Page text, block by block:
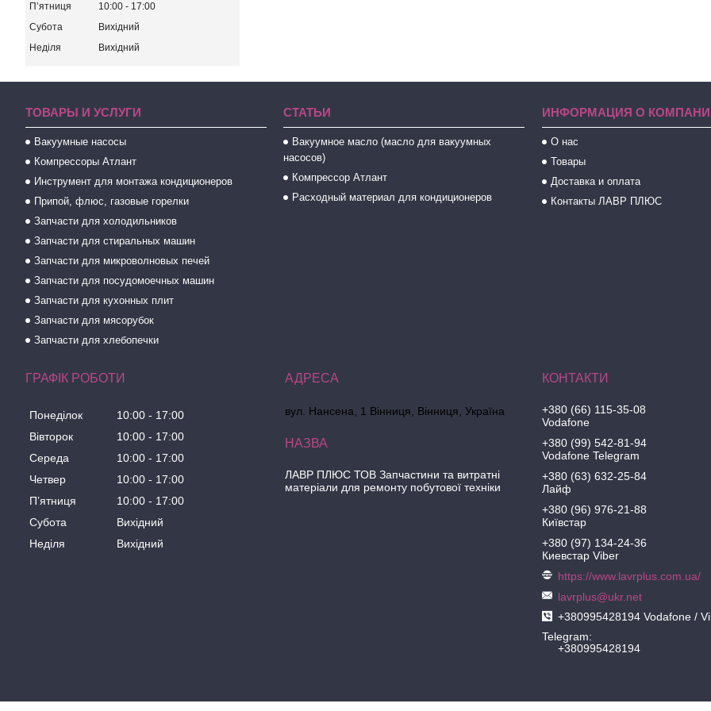
Пʼятниця 10:00
17:00
Субота
Вихідний
Неділя
Вихідний
ТОВАРЫ И УСЛУГИ
Вакуумные насосы
Компрессоры Атлант
Инструмент для монтажа кондиционеров
Припой, флюс, газовые горелки
Запчасти для холодильников
Запчасти для стиральных машин
Запчасти для микроволновых печей
Запчасти для посудомоечных машин
Запчасти для кухонных плит
Запчасти для мясорубок
Запчасти для хлебопечки
СТАТЬИ
Вакуумное масло (масло для вакуумных
насосов)
Компрессор Атлант
Расходный материал для кондиционеров
ИНФОРМАЦИЯ О
О нас
Товары
Доставка и оплата
Контакты ЛАВР ПЛЮС
ГРАФІК РОБОТИ
Понеділок 10:00
17:00
Вівторок
10:00
17:00
Середа
10:00
17:00
Четвер
10:00
17:00
Пʼятниця
10:00
17:00
Субота
Вихідний
Неділя
Вихідний
вул. Нансена, 1 Вінниця, Вінниця, Україна
ЛАВР ПЛЮС ТОВ Запчастини та витратні
матеріали для ремонту побутової техніки
+380 (66) 115-35-08
Vodafone
+380 (99) 542-81-94
Vodafone Telegram
+380 (63) 632-25-84
Лайф
+380 (96) 976-21-88
Київстар
+380 (97) 134-24-36
Киевстар Viber
https://www.lavrplus.com.ua/
lavrplus@ukr.net
+380995428194 Vodafone /
Telegram
+380995428194